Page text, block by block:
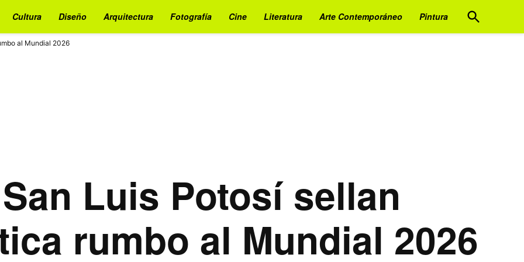
Cultura Diseño Arquitectura Fotografía Cine Literatura Arte Contemporáneo Pintura
Open
Search
al Mundial 2026
Luis Potosí sellan
rumbo al Mundial 2026